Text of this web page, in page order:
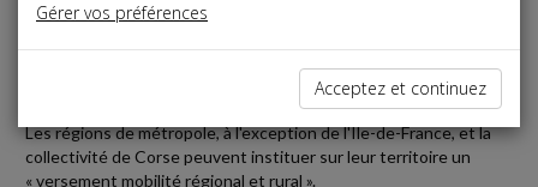
Social, Paye
Date: 2025-09-04
VERSEMENT MOBILITÉ RÉGIONAL ET RURAL
Les régions de métropole, à l'exception de l'Île-de-France, et la
collectivité de Corse peuvent instituer sur leur territoire un
« versement mobilité régional et rural ».
Gérer vos préférences
Acceptez et continuez